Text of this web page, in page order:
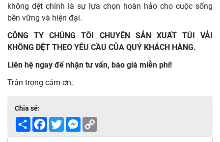
không dệt chính là sự lựa chọn hoàn hảo cho cuộc sống
bền vững và hiện đại.
CÔNG TY CHÚNG TÔI CHUYÊN SẢN XUẤT TÚI VẢI
KHÔNG DỆT THEO YÊU CẦU CỦA QUÝ KHÁCH HÀNG.
Liên hệ ngay để nhận tư vấn, báo giá miễn phí!
Trân trọng cảm ơn;
Chia sẻ:
Share Facebook
TwitterMessenger